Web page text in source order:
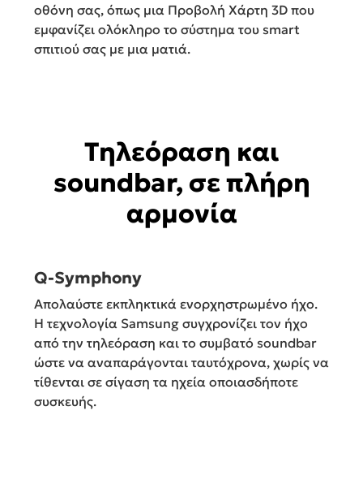
οθόνη σας, όπως μια Προβολή Χάρτη 3D που
εμφανίζει ολόκληρο το σύστημα του smart
σπιτιού σας με μια ματιά.
Τηλεόραση και
soundbar, σε πλήρη
αρμονία
Q-Symphony
Απολαύστε εκπληκτικά ενορχηστρωμένο ήχο.
Η τεχνολογία Samsung συγχρονίζει τον ήχο
από την τηλεόραση και το συμβατό soundbar
ώστε να αναπαράγονται ταυτόχρονα, χωρίς να
τίθενται σε σίγαση τα ηχεία οποιασδήποτε
συσκευής.